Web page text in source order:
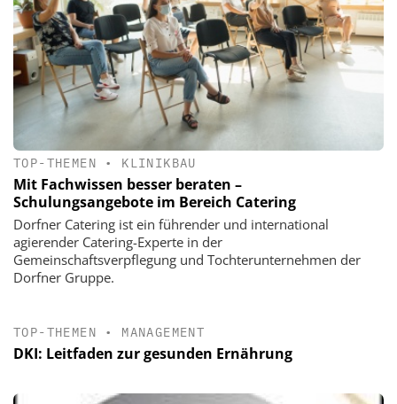
TOP-THEMEN • KLINIKBAU
Mit Fachwissen besser beraten –
Schulungsangebote im Bereich Catering
Dorfner Catering ist ein führender und international
agierender Catering-Experte in der
Gemeinschaftsverpflegung und Tochterunternehmen der
Dorfner Gruppe.
TOP-THEMEN • MANAGEMENT
DKI: Leitfaden zur gesunden Ernährung